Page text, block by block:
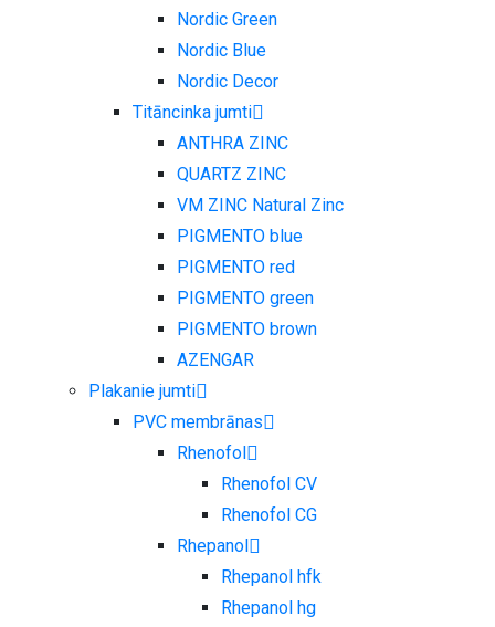
Nordic Green
Nordic Blue
Nordic Decor
Titāncinka jumti
ANTHRA ZINC
QUARTZ ZINC
VM ZINC Natural Zinc
PIGMENTO blue
PIGMENTO red
PIGMENTO green
PIGMENTO brown
AZENGAR
Plakanie jumti
PVC membrānas
Rhenofol
Rhenofol CV
Rhenofol CG
Rhepanol
Rhepanol hfk
Rhepanol hg